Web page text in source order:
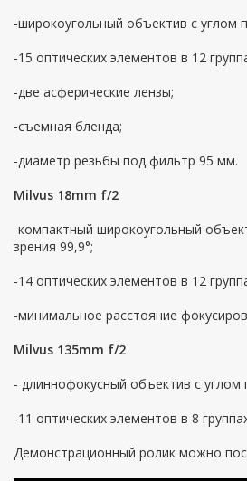
-широкоугольный объектив с углом
-15 оптических элементов в 12
-две асферические лензы;
-съемная бленда;
-диаметр резьбы под фильтр 95 мм.
Milvus 18mm f/2
-компактный широкоугольный
зрения 99,9°;
-14 оптических элементов в 12
-минимальное расстояние
Milvus 135mm f/2
- длиннофокусный объектив с углом
-11 оптических элементов в 8
Демонстрационный ролик можно